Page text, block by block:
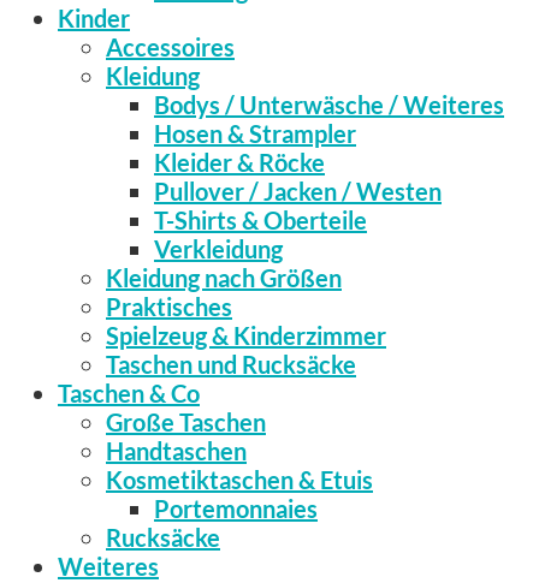
Kinder
Accessoires
Kleidung
Bodys / Unterwäsche / Weiteres
Hosen & Strampler
Kleider & Röcke
Pullover / Jacken / Westen
T-Shirts & Oberteile
Verkleidung
Kleidung nach Größen
Praktisches
Spielzeug & Kinderzimmer
Taschen und Rucksäcke
Taschen & Co
Große Taschen
Handtaschen
Kosmetiktaschen & Etuis
Portemonnaies
Rucksäcke
Weiteres